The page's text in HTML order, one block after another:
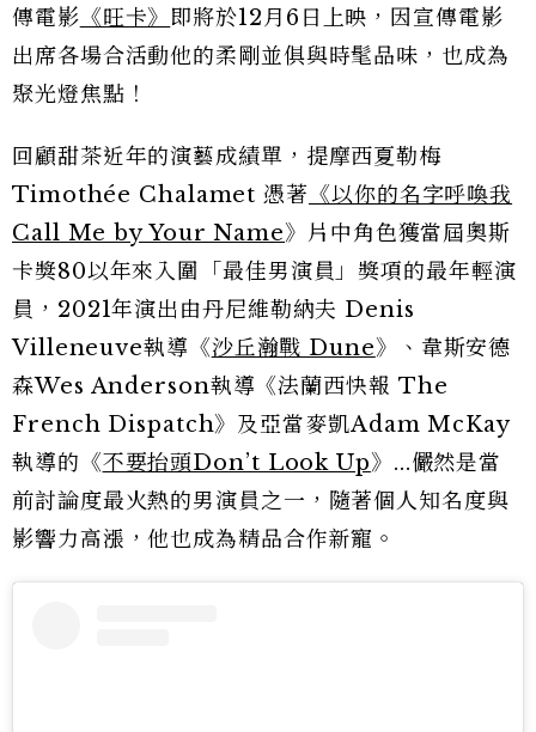
傳電影 《旺卡》 即將於12月6日上映，因宣傳電影
出席各場合活動他的柔剛並俱與時髦品味，也成為
聚光燈焦點！
回顧甜茶近年的演藝成績單，提摩西夏勒梅
Timothée Chalamet 憑著 《以你的名字呼喚我
Call Me by Your Name》片中角色獲當屆奧斯
卡獎80以年來入圍「最佳男演員」獎項的最年輕演
員，2021年演出由丹尼維勒納夫 Denis
Villeneuve執導《沙丘瀚戰 Dune》、韋斯安德
森Wes Anderson執導《法蘭西快報 The
French Dispatch》及亞當麥凱Adam McKay
執導的《不要抬頭Don’t Look Up》...儼然是當
前討論度最火熱的男演員之一，隨著個人知名度與
影響力高漲，他也成為精品合作新寵。